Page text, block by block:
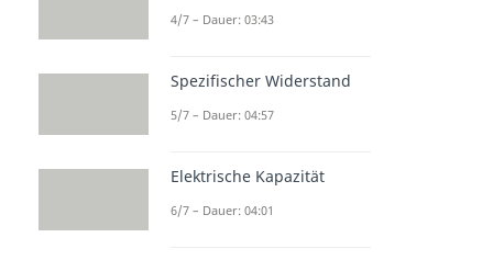
4/7 – Dauer: 03:43
Spezifischer Widerstand
5/7 – Dauer: 04:57
Elektrische Kapazität
6/7 – Dauer: 04:01